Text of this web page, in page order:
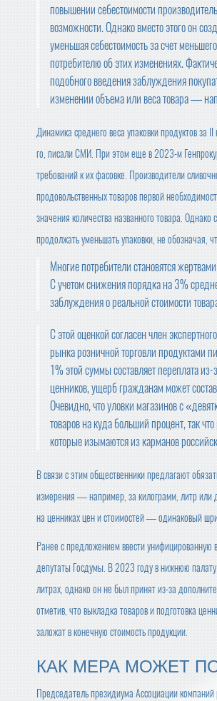
повышении себестоимости
возможности. Однако вместо этого он
уменьшая себестоимость за счет
потребителю об этих изменениях.
подобного введения заблуждения
изменении объема или веса товара —
Динамика среднего веса упаковки продуктов
го, писали СМИ. При этом еще в 2023-м
требований к их фасовке. Производители
продовольственных товаров первой
значения количества названного товара.
продолжать уменьшать упаковки, не обозначая,
Многие потребители становятся
С учетом снижения порядка на 3%
заблуждения о реальной стоимости
С этой оценкой согласен член
рынка розничной торговли продуктами
1% этой суммы составляет переплата
ценников, ущерб гражданам может
Очевидно, что уловки магазинов с
товаров на куда больший процент, так
которые изымаются из карманов
В связи с этим общественники предлагают
измерения — например, за килограмм, литр или
на ценниках цен и стоимостей — одинаковый
Ранее с предложением ввести унифицированную
депутаты Госдумы. В 2023 году в нижнюю
литрах, однако он не был принят из-за
отметив, что выкладка товаров и подготовка
заложат в конечную стоимость продукции.
КАК МЕРА МОЖЕТ
Председатель президиума Ассоциации